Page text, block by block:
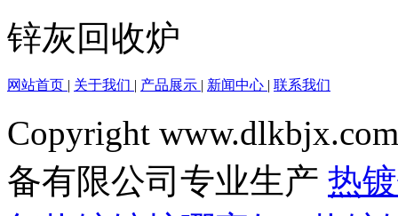
锌灰回收炉
网站首页 | 关于我们 | 产品展示 | 新闻中心 | 联系我们
Copyright
备有限公司专业生产 热